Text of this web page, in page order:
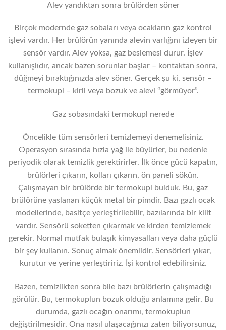
Alev yandıktan sonra brülörden söner
Birçok modernde gaz sobaları veya ocakların gaz kontrol
işlevi vardır. Her brülörün yanında alevin varlığını izleyen bir
sensör vardır. Alev yoksa, gaz beslemesi durur. İşlev
kullanışlıdır, ancak bazen sorunlar başlar – kontaktan sonra,
düğmeyi bıraktığınızda alev söner. Gerçek şu ki, sensör –
termokupl – kirli veya bozuk ve alevi “görmüyor”.
Gaz sobasındaki termokupl nerede
Öncelikle tüm sensörleri temizlemeyi denemelisiniz.
Operasyon sırasında hızla yağ ile büyürler, bu nedenle
periyodik olarak temizlik gerektirirler. İlk önce gücü kapatın,
brülörleri çıkarın, kolları çıkarın, ön paneli sökün.
Çalışmayan bir brülörde bir termokupl bulduk. Bu, gaz
brülörüne yaslanan küçük metal bir pimdir. Bazı gazlı ocak
modellerinde, basitçe yerleştirilebilir, bazılarında bir kilit
vardır. Sensörü soketten çıkarmak ve kirden temizlemek
gerekir. Normal mutfak bulaşık kimyasalları veya daha güçlü
bir şey kullanın. Sonuç almak önemlidir. Sensörleri yıkar,
kurutur ve yerine yerleştiririz. İşi kontrol edebilirsiniz.
Bazen, temizlikten sonra bile bazı brülörlerin çalışmadığı
görülür. Bu, termokuplun bozuk olduğu anlamına gelir. Bu
durumda, gazlı ocağın onarımı, termokuplun
değiştirilmesidir. Ona nasıl ulaşacağınızı zaten biliyorsunuz,